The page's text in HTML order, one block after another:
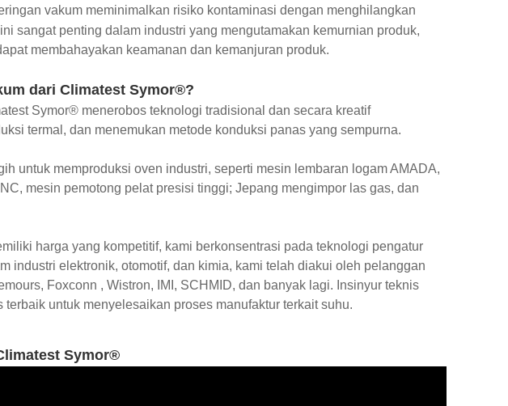
vakum meminimalkan risiko kontaminasi dengan menghilangkan
sangat penting dalam industri yang mengutamakan kemurnian produk,
membahayakan keamanan dan kemanjuran produk.
dari Climatest Symor®?
Symor® menerobos teknologi tradisional dan secara kreatif
termal, dan menemukan metode konduksi panas yang sempurna.
untuk memproduksi oven industri, seperti mesin lembaran logam AMADA,
mesin pemotong pelat presisi tinggi; Jepang mengimpor las gas, dan
harga yang kompetitif, kami berkonsentrasi pada teknologi pengatur
industri elektronik, otomotif, dan kimia, kami telah diakui oleh pelanggan
Foxconn , Wistron, IMI, SCHMID, dan banyak lagi. Insinyur teknis
untuk menyelesaikan proses manufaktur terkait suhu.
Symor®